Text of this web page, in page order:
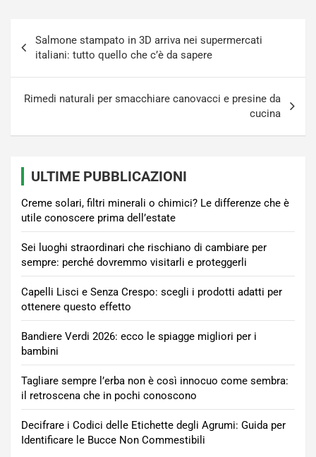
articoli
Salmone stampato in 3D arriva nei supermercati
italiani: tutto quello che c’è da sapere
Rimedi naturali per smacchiare canovacci e presine da
cucina
ULTIME PUBBLICAZIONI
Creme solari, filtri minerali o chimici? Le differenze che è
utile conoscere prima dell’estate
Sei luoghi straordinari che rischiano di cambiare per
sempre: perché dovremmo visitarli e proteggerli
Capelli Lisci e Senza Crespo: scegli i prodotti adatti per
ottenere questo effetto
Bandiere Verdi 2026: ecco le spiagge migliori per i
bambini
Tagliare sempre l’erba non è così innocuo come sembra:
il retroscena che in pochi conoscono
Decifrare i Codici delle Etichette degli Agrumi: Guida per
Identificare le Bucce Non Commestibili